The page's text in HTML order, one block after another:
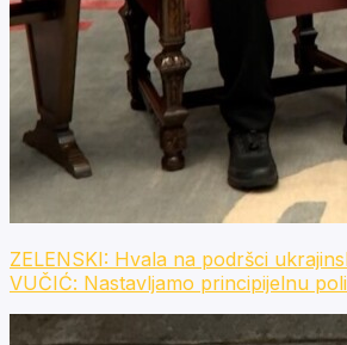
ZELENSKI: Hvala na podršci
VUČIĆ: Nastavljamo principijelnu